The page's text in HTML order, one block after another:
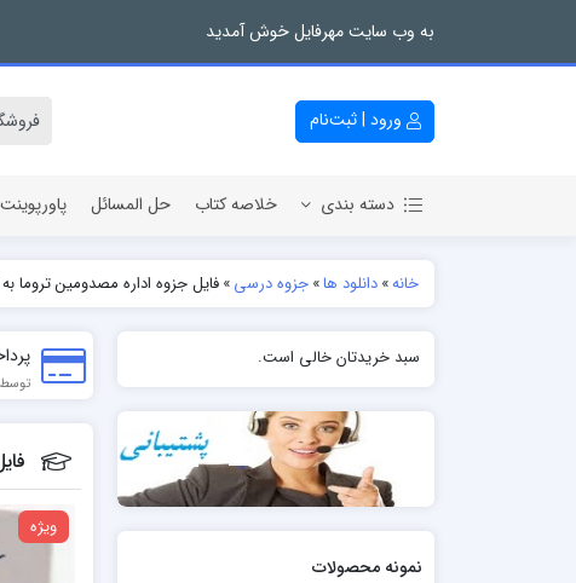
به وب سایت مهرفایل خوش آمدید
ورود | ثبت‌نام
دسته بندی خلاصه کتاب حل المسائل پاورپوینت
خانه»دانلود ها»جزوه درسی»فایل جزوه اداره مصدومین تروما
ویژه
سبد خریدتان خالی است.
نمونه محصولات